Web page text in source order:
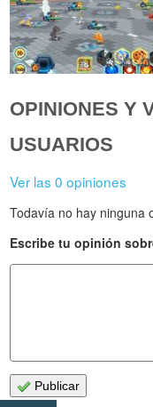
OPINIONES Y
USUARIOS
Ver las 0 opiniones
Todavía no hay ninguna
Escribe tu opinión
Publicar